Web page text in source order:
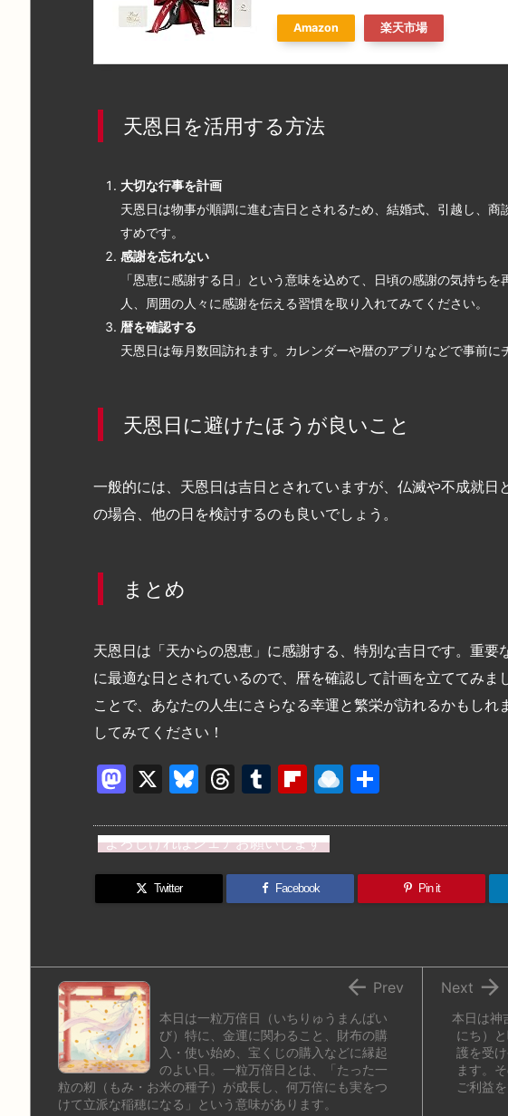
Amazon 楽天市場
天恩日を活用する方法
大切な行事を計画
天恩日は物事が順調に進む吉日とされるため、結婚式、引越し、
すめです。
感謝を忘れない
「恩恵に感謝する日」という意味を込めて、日頃の感謝の気持ち
人、周囲の人々に感謝を伝える習慣を取り入れてみてください。
暦を確認する
天恩日は毎月数回訪れます。カレンダーや暦のアプリなどで事前に
天恩日に避けたほうが良いこと
一般的には、天恩日は吉日とされていますが、仏滅や不成就日
の場合、他の日を検討するのも良いでしょう。
まとめ
天恩日は「天からの恩恵」に感謝する、特別な吉日です。重
に最適な日とされているので、暦を確認して計画を立ててみま
ことで、あなたの人生にさらなる幸運と繁栄が訪れるかもしれ
してみてください！
M
st
o
d
X
Bl
e
s
k
T
e
a
d
T
m
bl
r
Fl
b
o
ar
R
n
dr
o
よろしければシェアお願いします
Twitter Facebook Pin it
本日は神
にち）
護を受
ます。
ご利益

Next
本日は一粒万倍日（いちりゅうまんばい
び）特に、金運に関わること、財布の購
入・使い始め、宝くじの購入などに縁起
のよい日。一粒万倍日とは、「たった一
粒の籾（もみ・お米の種子）が成長し、何万倍にも実をつ
けて立派な稲穂になる」という意味があります。
 Prev